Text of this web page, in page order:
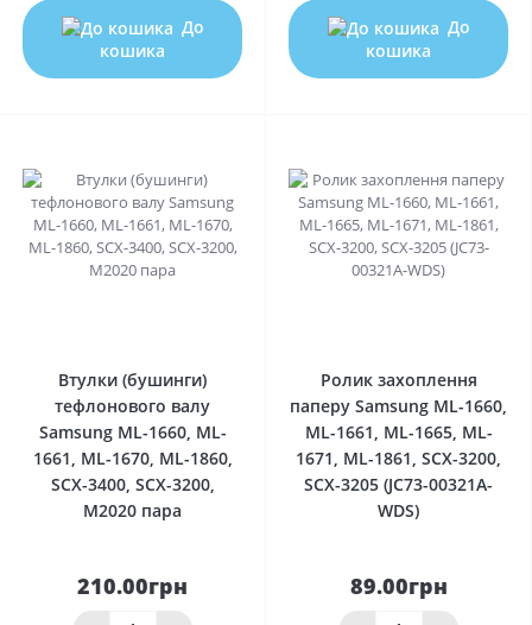
До
кошика
До
кошика
Втулки (бушинги)
тефлонового валу
Samsung ML-1660, ML-
1661, ML-1670, ML-1860,
SCX-3400, SCX-3200,
M2020 пара
210.00грн
Ролик захоплення
паперу Samsung ML-1660,
ML-1661, ML-1665, ML-
1671, ML-1861, SCX-3200,
SCX-3205 (JC73-00321A-
WDS)
89.00грн